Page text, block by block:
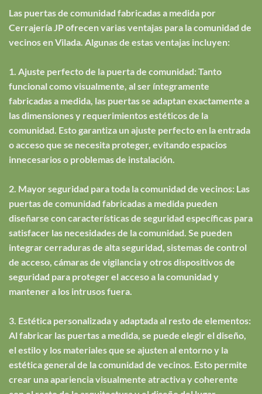
Las puertas de comunidad fabricadas a medida por
Cerrajería JP ofrecen varias ventajas para la comunidad de
vecinos en Vilada. Algunas de estas ventajas incluyen:
1. Ajuste perfecto de la puerta de comunidad: Tanto
funcional como visualmente, al ser íntegramente
fabricadas a medida, las puertas se adaptan exactamente a
las dimensiones y requerimientos estéticos de la
comunidad. Esto garantiza un ajuste perfecto en la entrada
o acceso que se necesita proteger, evitando espacios
innecesarios o problemas de instalación.
2. Mayor seguridad para toda la comunidad de vecinos: Las
puertas de comunidad fabricadas a medida pueden
diseñarse con características de seguridad específicas para
satisfacer las necesidades de la comunidad. Se pueden
integrar cerraduras de alta seguridad, sistemas de control
de acceso, cámaras de vigilancia y otros dispositivos de
seguridad para proteger el acceso a la comunidad y
mantener a los intrusos fuera.
3. Estética personalizada y adaptada al resto de elementos:
Al fabricar las puertas a medida, se puede elegir el diseño,
el estilo y los materiales que se ajusten al entorno y la
estética general de la comunidad de vecinos. Esto permite
crear una apariencia visualmente atractiva y coherente